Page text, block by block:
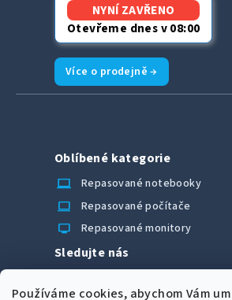
Používáme cookies, abychom Vám
NYNÍ ZAVŘENO
Otevřeme dnes v 08:00
Více o prodejně →
Oblíbené kategorie
laptop_chromebook
Repasované notebooky
computer Repasované počítače
monitor Repasované monitory
Sledujte nás